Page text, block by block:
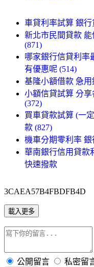
車貸利率試算 銀
新北市民間貸款
(871)
哪家銀行信貸利率
有優惠呢 (514)
基隆小額借款 急
小額信貸試算 分
(372)
買車貸款試算 (一
款 (827)
機車分期零利率
華南銀行信用貸款
快速撥款
3CAEA57B4FBDFB4D
載入更多
公開留言 私密留